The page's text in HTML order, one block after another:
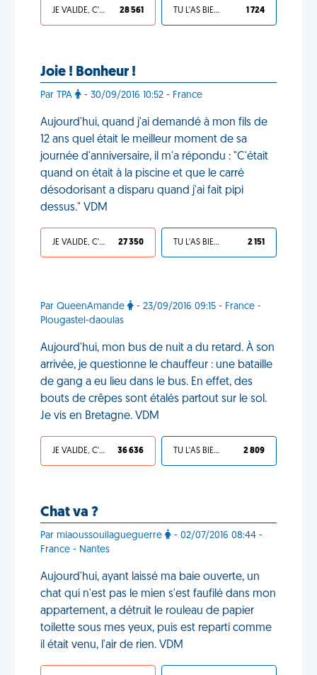
JE VALIDE, C'EST UNE VDM 28 561 TU L'AS BIEN MÉRITÉ 1 724
Joie ! Bonheur !
Par TPA - 30/09/2016 10:52 - France
Aujourd'hui, quand j'ai demandé à mon fils de
12 ans quel était le meilleur moment de sa
journée d'anniversaire, il m'a répondu : "C'était
quand on était à la piscine et que le carré
désodorisant a disparu quand j'ai fait pipi
dessus." VDM
JE VALIDE, C'EST UNE VDM 27 350 TU L'AS BIEN MÉRITÉ 2 151
Par QueenAmande
- 23/09/2016 09:15 - France -
Plougastel-daoulas
Aujourd'hui, mon bus de nuit a du retard. À son
arrivée, je questionne le chauffeur : une bataille
de gang a eu lieu dans le bus. En effet, des
bouts de crêpes sont étalés partout sur le sol.
Je vis en Bretagne. VDM
JE VALIDE, C'EST UNE VDM 36 636 TU L'AS BIEN MÉRITÉ 2 809
Chat va ?
Par miaoussouilagueguerre
- 02/07/2016 08:44 -
France - Nantes
Aujourd'hui, ayant laissé ma baie ouverte, un
chat qui n'est pas le mien s'est faufilé dans mon
appartement, a détruit le rouleau de papier
toilette sous mes yeux, puis est reparti comme
il était venu, l'air de rien. VDM